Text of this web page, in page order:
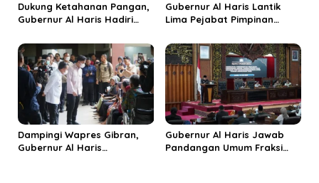
Dukung Ketahanan Pangan,
Gubernur Al Haris Hadiri
Kabupaten Tanjungjabung
Timur
Gubernur Al Haris Lantik
Lima Pejabat Pimpinan
Penguatan Kinerja dan
Integritas
Dampingi Wapres Gibran,
Gubernur Al Haris
Gubernur Al Haris Jawab
Pandangan Umum Fraksi